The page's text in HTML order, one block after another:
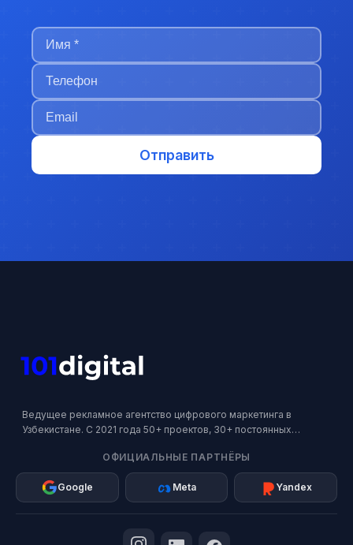
Отправить
Ведущее рекламное агентство цифрового маркетинга в
Узбекистане. С 2021 года 50+ проектов, 30+ постоянных
ОФИЦИАЛЬНЫЕ ПАРТНЁРЫ
Google Meta Yandex